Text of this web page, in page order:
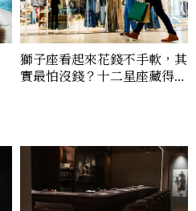
獅子座看起來花錢不手軟，其
實最怕沒錢？十二星座藏得最